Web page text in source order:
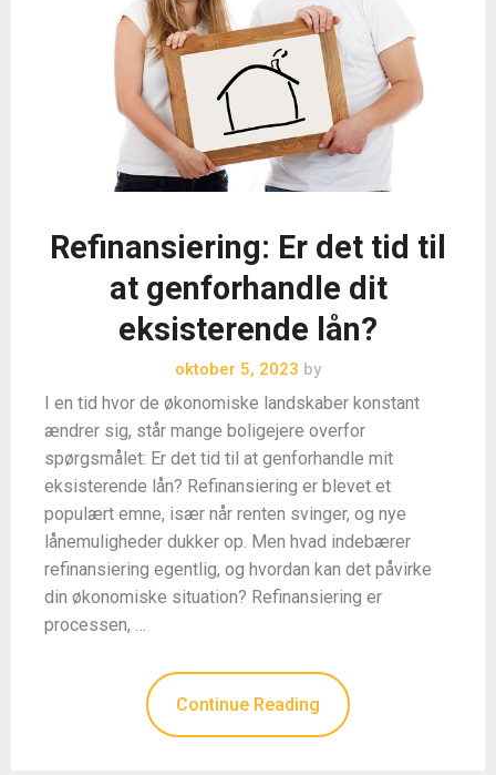
Refinansiering: Er det tid til
at genforhandle dit
eksisterende lån?
oktober 5, 2023 by
I en tid hvor de økonomiske landskaber konstant
ændrer sig, står mange boligejere overfor
spørgsmålet: Er det tid til at genforhandle mit
eksisterende lån? Refinansiering er blevet et
populært emne, især når renten svinger, og nye
lånemuligheder dukker op. Men hvad indebærer
refinansiering egentlig, og hvordan kan det påvirke
din økonomiske situation? Refinansiering er
processen, …
Continue Reading